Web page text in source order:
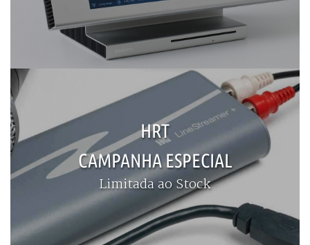
HRT
CAMPANHA ESPECIAL
Limitada ao Stock